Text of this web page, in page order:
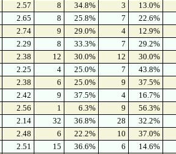
2.57 8 34.8% 3
13.0%
2.65 8 25.8% 7
22.6%
2.74 9 29.0% 4
12.9%
2.29 8 33.3% 7
29.2%
2.38 12 30.0% 12
30.0%
2.25 4 25.0% 7
43.8%
2.38 6 25.0% 9
37.5%
2.42 9 37.5% 4
16.7%
2.56 1 6.3% 9
56.3%
2.14 32 36.8% 28
32.2%
2.48 6 22.2% 10
37.0%
2.51 15 36.6% 6
14.6%